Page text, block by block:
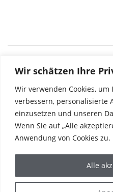
Wir schätzen Ihre
Wir verwenden Cookies,
verbessern, personalisierte
einzusetzen und unseren
Wenn Sie auf „Alle
Anwendung von Cookies zu.
Alle
Weißinger Straße 16
Tel. +49 7308 96040
Fax +49 7308 960415
info@hafi.de
DIE WELT VON HAFI